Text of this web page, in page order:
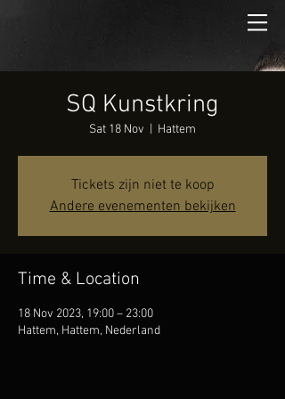
SQ Kunstkring
Sat 18 Nov Hattem
Tickets zijn niet te koop
Andere evenementen bekijken
Time & Location
18 Nov 2023, 19:00 – 23:00
Hattem, Hattem, Nederland